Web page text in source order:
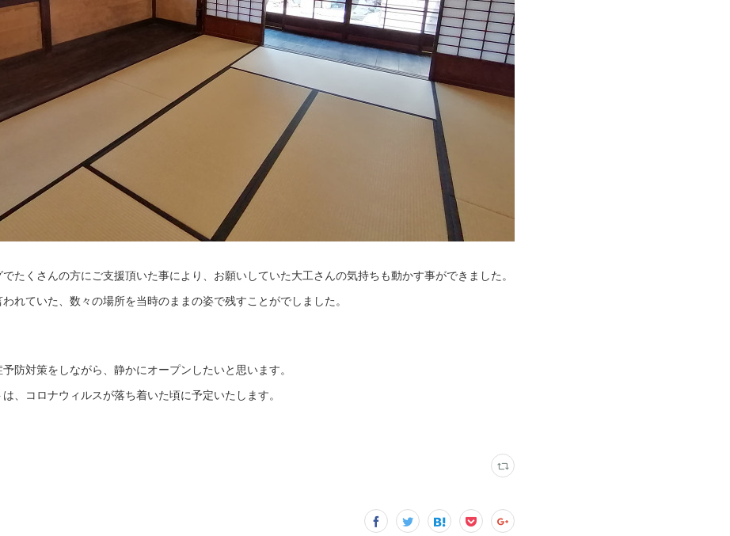
たくさんの方にご支援頂いた事により、お願いしていた大工さんの気持ちも動かす事ができました。
れていた、数々の場所を当時のままの姿で残すことがでしました。
防対策をしながら、静かにオープンしたいと思います。
、コロナウィルスが落ち着いた頃に予定いたします。